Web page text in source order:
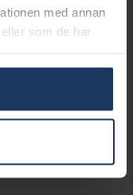
med annan
som de har
varianter